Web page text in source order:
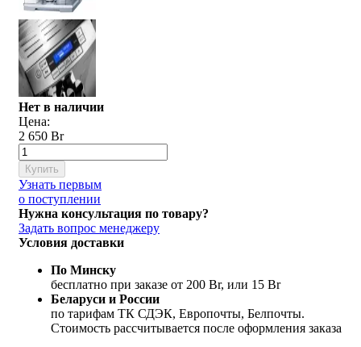
Нет в наличии
Цена:
2 650 Br
Купить
Узнать первым
о поступлении
Нужна консультация по товару?
Задать вопрос менеджеру
Условия доставки
По Минску
бесплатно при заказе от 200 Br, или 15 Br
Беларуси и России
по тарифам ТК СДЭК, Европочты, Белпочты.
Стоимость рассчитывается после оформления заказа